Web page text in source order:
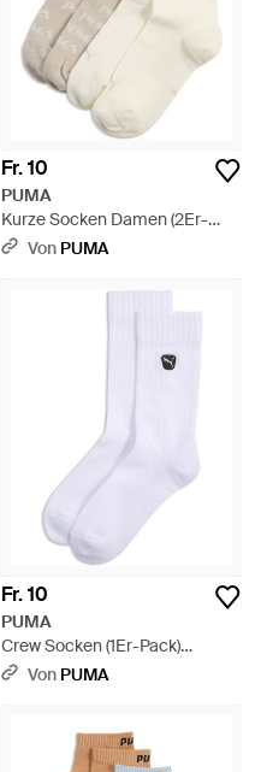
Fr. 10
PUMA
Kurze Socken Damen (2Er-
Pack) Accessoires - Natur
Von PUMA
Fr. 10
PUMA
Crew Socken (1Er-Pack)
Kleidung - Weiß
Von PUMA